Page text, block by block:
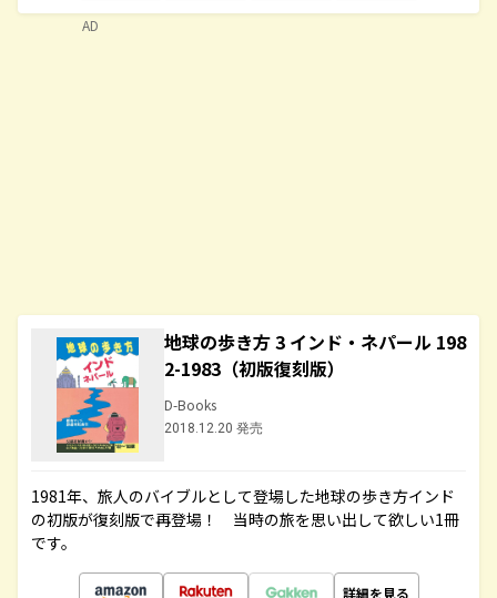
地球の歩き方 3 インド・ネパール 198
2-1983（初版復刻版）
D-Books
2018.12.20 発売
1981年、旅人のバイブルとして登場した地球の歩き方インド
の初版が復刻版で再登場！ 当時の旅を思い出して欲しい1冊
です。
詳細を見る
AD